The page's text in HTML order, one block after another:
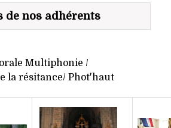
de nos adhérents
Multiphonie /
la résitance/ Phot'haut